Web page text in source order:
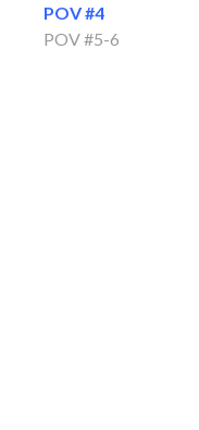
POV #4
POV #5-6